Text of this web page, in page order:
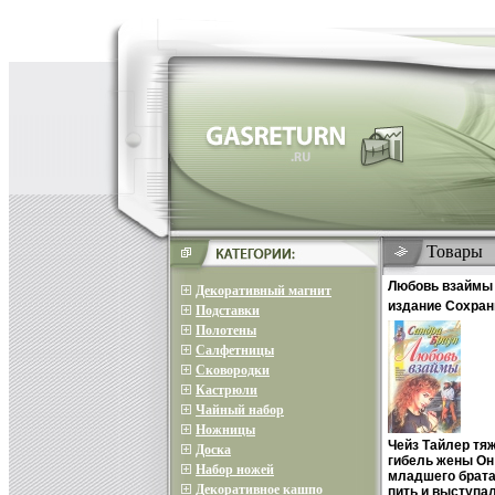
Декоративный магнит
Подставки
Полотены
Салфетницы
Сковородки
Кастрюли
Чайный набор
Ножницы
Доска
Набор ножей
Декоративное кашпо
Товары
Любовь взаймы
издание
Издательство:
Твердый
04-006248-6
84x108/32
Чейз Тайлер
гибель жены
младшего
пить и